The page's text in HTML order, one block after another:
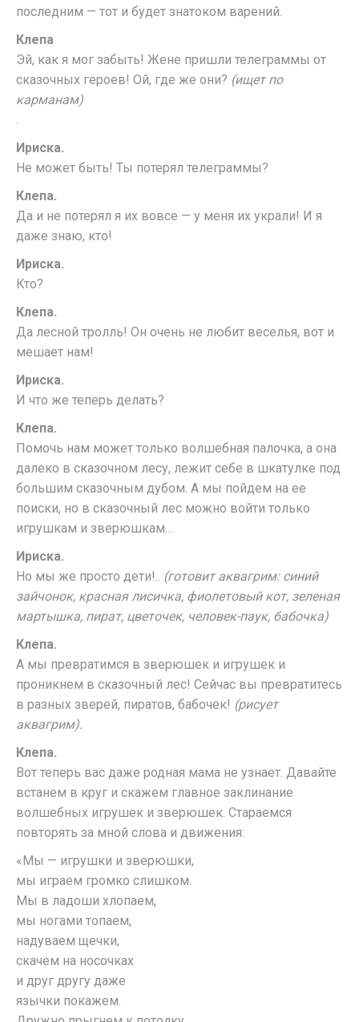
последним — тот и будет знатоком варений.
Клепа
Эй, как я мог забыть! Жене пришли телеграммы от
сказочных героев! Ой, где же они? (ищет по
карманам)
.
Ириска.
Не может быть! Ты потерял телеграммы?
Клепа.
Да и не потерял я их вовсе — у меня их украли! И я
даже знаю, кто!
Ириска.
Кто?
Клепа.
Да лесной тролль! Он очень не любит веселья, вот и
мешает нам!
Ириска.
И что же теперь делать?
Клепа.
Помочь нам может только волшебная палочка, а она
далеко в сказочном лесу, лежит себе в шкатулке под
большим сказочным дубом. А мы пойдем на ее
поиски, но в сказочный лес можно войти только
игрушкам и зверюшкам…
Ириска.
Но мы же просто дети!.. (готовит аквагрим: синий
зайчонок, красная лисичка, фиолетовый кот, зеленая
мартышка, пират, цветочек, человек-паук, бабочка)
Клепа.
А мы превратимся в зверюшек и игрушек и
проникнем в сказочный лес! Сейчас вы превратитесь
в разных зверей, пиратов, бабочек! (рисует
аквагрим).
Клепа.
Вот теперь вас даже родная мама не узнает. Давайте
встанем в круг и скажем главное заклинание
волшебных игрушек и зверюшек. Стараемся
повторять за мной слова и движения:
«Мы — игрушки и зверюшки,
мы играем громко слишком.
Мы в ладоши хлопаем,
мы ногами топаем,
надуваем щечки,
скачем на носочках
и друг другу даже
язычки покажем.